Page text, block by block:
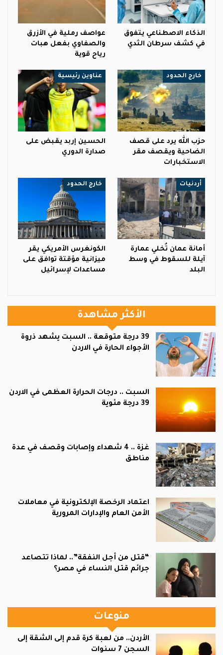
الذكاء الاصطناعي يتفوق
في كشف سرطان الثدي
عواصف رملية في الأزرق
والصفاوي بفعل هبات
رياح قوية
خارج الحدود
حزب الله يرد على قصف
الضاحية ويقصف مقر
الاستخبارات
عناوين رئيسية
الحسين إربد يقبض على
صدارة الدوري
أردنيات
أمانة عمان تُخلي عمارة
آيلة للسقوط في وسط
البلد
خارج الحدود
الكونغرس الأمريكي يقر
ميزانية مؤقتة توافق على
مساعدات لإسرائيل
الأكثر مشاهدة
39 درجة متوقعة .. السبت يشهد ذروة
الأجواء الحارة في الاردن
السبت .. درجات الحرارة العظمى في الاردن
39 درجة مئوية
غزة .. 4 شهداء وإصابات وقصف في عدة
مناطق
اعتماد الرخصة الإلكترونية في معاملات
الأمن العام والإدارات المرورية
“قتل من أجل النفقة”.. لماذا تتصاعد
جرائم قتل النساء في مصر؟
منوعات
الأردن.. من لعبة كرة قدم إلى الشقة إلى
السجن 7 سنوات